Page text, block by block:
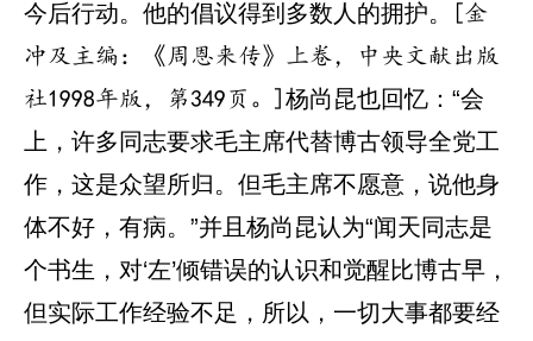
今后行动。他的倡议得到多数人的拥护。
[金
冲及主编：《周恩来传》上卷，中央文献出版
社1998年版，第349页。] 杨尚昆也回忆：“会
上，许多同志要求毛主席代替博古领导全党工
作，这是众望所归。但毛主席不愿意，说他身
体不好，有病。”并且杨尚昆认为“闻天同志是
个书生，对‘左’倾错误的认识和觉醒比博古早，
但实际工作经验不足，所以，一切大事都要经